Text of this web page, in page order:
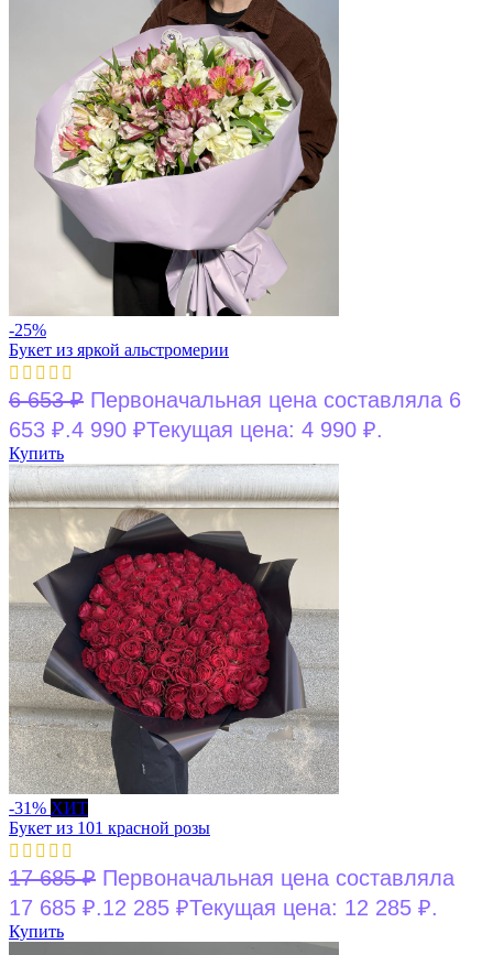
-25%
Букет из яркой альстромерии
6 653₽ Первоначальная цена составляла 6
653 ₽.4 990 ₽Текущая цена: 4 990 ₽.
Купить
-31% ХИТ
Букет из 101 красной розы
17 685₽ Первоначальная цена составляла
17 685 ₽.12 285 ₽Текущая цена: 12 285 ₽.
Купить